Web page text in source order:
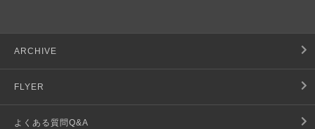
ARCHIVE
FLYER
よくある質問Q&A